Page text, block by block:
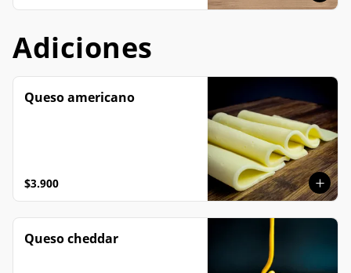
Adiciones
Queso americano
$3.900
Queso cheddar